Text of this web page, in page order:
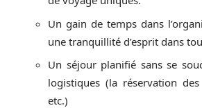
Un gain de temps dans
une tranquillité d’esprit dans
Un séjour planifié sans se
logistiques (la réservation
etc.)